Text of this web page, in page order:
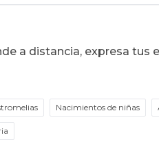
a distancia, expresa tus
Nacimientos de niñas